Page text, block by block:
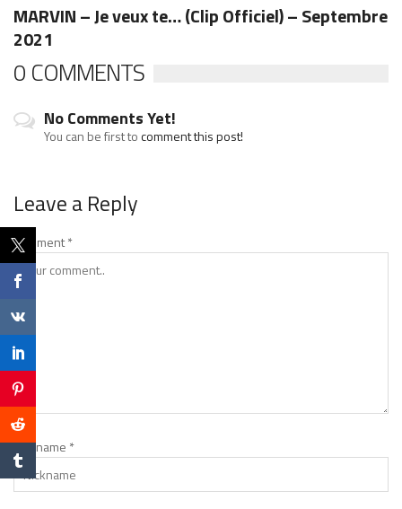
MARVIN – Je veux te… (Clip Officiel) – Septembre
2021
0 COMMENTS
No Comments Yet!
You can be first tocomment this post!
Leave a Reply
Comment*
Nickname *